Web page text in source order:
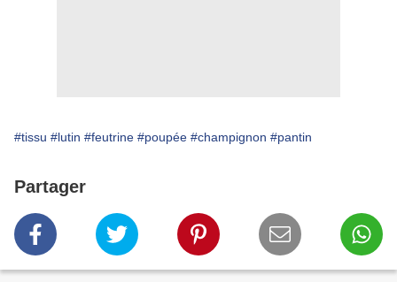
#tissu #lutin #feutrine #poupée #champignon #pantin
Partager